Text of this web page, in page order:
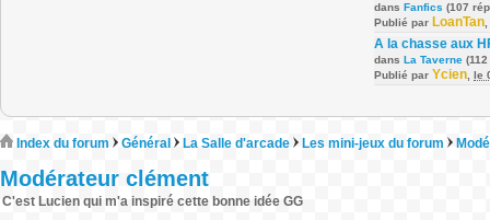
dans Fanfics (107
Publié par LoanTan
A la chasse aux
dans La Taverne
Publié par Ycien le
Index du forum Général La Salle d'arcade Les mini-jeux du forum
Modérateur clément
C'est Lucien qui m'a inspiré cette bonne idée GG